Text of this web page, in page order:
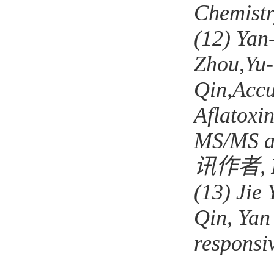
(12)
Zhou,
Qin,
MS/MS
讯作者,
(13) Jie
Qin,